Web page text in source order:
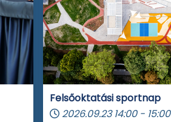
Felsőoktatási sportnap
2026.09.23 14:00 - 15:00